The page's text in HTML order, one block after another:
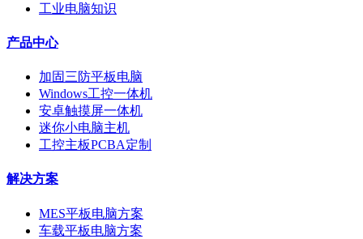
工业电脑知识
产品中心
加固三防平板电脑
Windows工控一体机
安卓触摸屏一体机
迷你小电脑主机
工控主板PCBA定制
解决方案
MES平板电脑方案
车载平板电脑方案